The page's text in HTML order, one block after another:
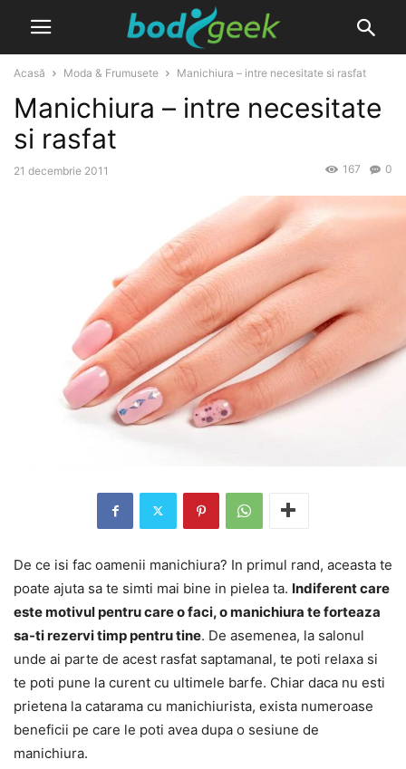
Acasă Moda & Frumusete Manichiura – intre necesitate si rasfat
Manichiura – intre necesitate
si rasfat
21 decembrie 2011 0
167
De ce isi fac oamenii manichiura? In primul rand, aceasta te
poate ajuta sa te simti mai bine in pielea ta. Indiferent care
este motivul pentru care o faci, o manichiura te forteaza
sa-ti rezervi timp pentru tine. De asemenea, la salonul
unde ai parte de acest rasfat saptamanal, te poti relaxa si
te poti pune la curent cu ultimele barfe. Chiar daca nu esti
prietena la catarama cu manichiurista, exista numeroase
beneficii pe care le poti avea dupa o sesiune de
manichiura.